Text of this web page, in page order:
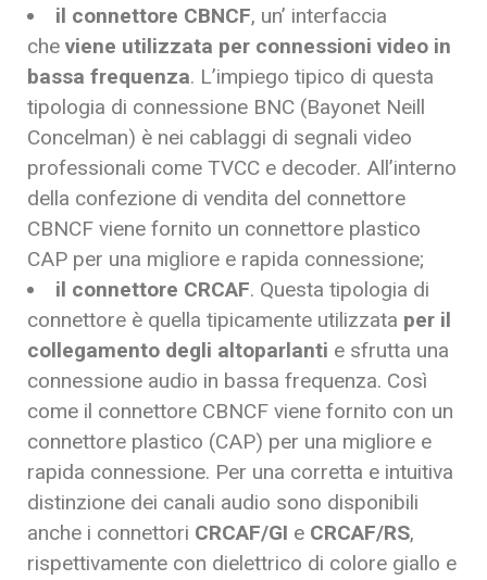
il connettore CBNCF, un’ interfaccia
che viene utilizzata per connessioni video in
bassa frequenza. L’impiego tipico di questa
tipologia di connessione BNC (Bayonet Neill
Concelman) è nei cablaggi di segnali video
professionali come TVCC e decoder. All’interno
della confezione di vendita del connettore
CBNCF viene fornito un connettore plastico
CAP per una migliore e rapida connessione;
il connettore CRCAF. Questa tipologia di
connettore è quella tipicamente utilizzata per il
collegamento degli altoparlanti e sfrutta una
connessione audio in bassa frequenza. Così
come il connettore CBNCF viene fornito con un
connettore plastico (CAP) per una migliore e
rapida connessione. Per una corretta e intuitiva
distinzione dei canali audio sono disponibili
anche i connettori CRCAF/GI e CRCAF/RS,
rispettivamente con dielettrico di colore giallo e